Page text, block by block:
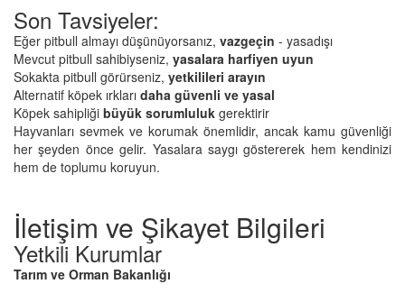
Son Tavsiyeler:
Eğer pitbull almayı düşünüyorsanız, vazgeçin - yasadışı
Mevcut pitbull sahibiyseniz, yasalara harfiyen uyun
Sokakta pitbull görürseniz, yetkilileri arayın
Alternatif köpek ırkları daha güvenli ve yasal
Köpek sahipliği büyük sorumluluk gerektirir
Hayvanları sevmek ve korumak önemlidir, ancak kamu güvenliği
her şeyden önce gelir. Yasalara saygı göstererek hem kendinizi
hem de toplumu koruyun.
İletişim ve Şikayet Bilgileri
Yetkili Kurumlar
Tarım ve Orman Bakanlığı